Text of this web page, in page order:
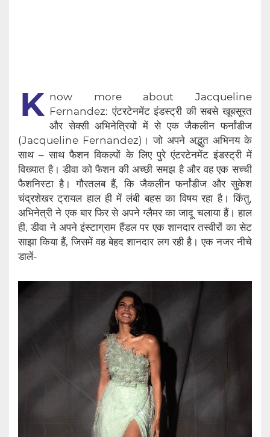
K now more about Jacqueline
Fernandez: एंटरटेनमेंट इंडस्ट्री की सबसे खूबसूरत
और सेक्सी अभिनेत्रियों में से एक जैकलीन फर्नांडीज
(Jacqueline Fernandez)। जो अपने अद्भुत अभिनय के
साथ – साथ फैशन विकल्पों के लिए पुरे एंटरटेनमेंट इंडस्ट्री में
विख्यात है। डीवा को फैशन की अच्छी समझ है और वह एक सच्ची
फैशनिस्टा है। गौरतलब हैं, कि जैकलीन फर्नांडीज और सुकेश
चंद्रशेखर ट्रायल हाल ही में लंबी बहस का विषय रहा है। किंतु,
अभिनेत्री ने एक बार फिर से अपने ग्लैमर का जादू चलाया हैं। हाल
ही, डीवा ने अपने इंस्टाग्राम हैंडल पर एक शानदार तस्वीरों का सेट
साझा किया हैं, जिसमें वह बेहद शानदार लग रही है। एक नजर नीचे
डालें-